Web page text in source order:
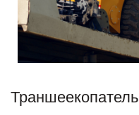
Траншеекопатель